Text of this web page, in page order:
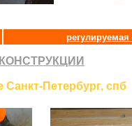
Петербург, спб